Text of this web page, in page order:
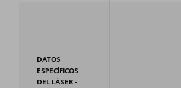
DATOS
ESPECÍFICOS
DEL LÁSER -